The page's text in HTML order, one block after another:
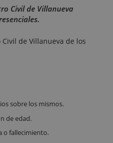
Civil de Villanueva
de Villanueva de los
sobre los mismos.
de edad.
o fallecimiento.